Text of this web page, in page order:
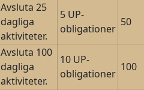
Avsluta 25
dagliga
aktiviteter.
5 UP-
obligationer
50
Avsluta 100
dagliga
aktiviteter.
10 UP-
obligationer
100